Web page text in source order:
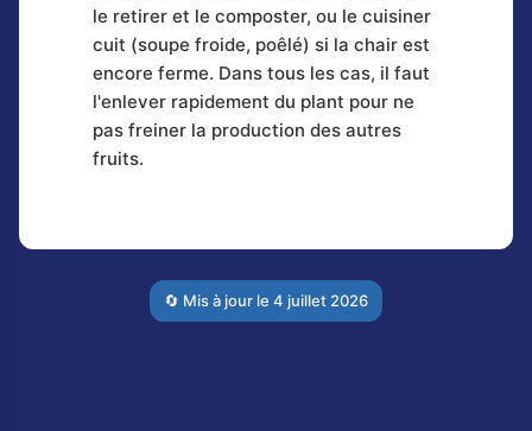
le retirer et le composter, ou le cuisiner
cuit (soupe froide, poêlé) si la chair est
encore ferme. Dans tous les cas, il faut
l'enlever rapidement du plant pour ne
pas freiner la production des autres
fruits.
🔄 Mis à jour le 4 juillet 2026